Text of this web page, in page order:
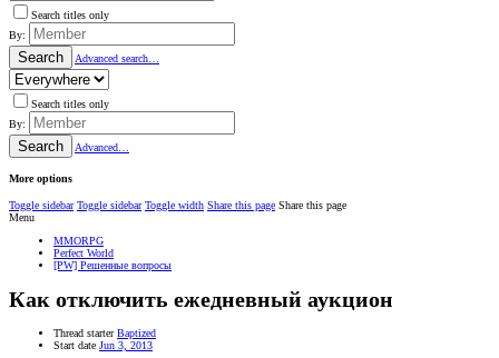
Search titles only
By:
Search Advanced search…
Search titles only
By:
Search Advanced…
More options
Toggle sidebar Toggle sidebar Toggle width Share this page Share this page
Menu
MMORPG
Perfect World
[PW] Решенные вопросы
Как отключить ежедневный аукцион
Thread starter Baptized
Start date Jun 3, 2013